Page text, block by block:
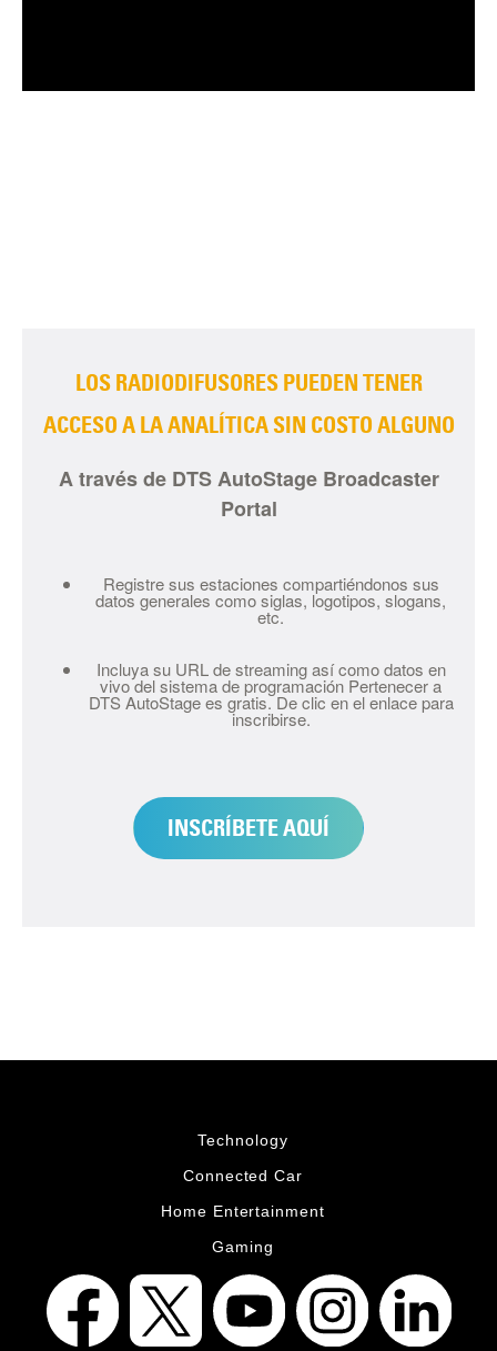
LOS RADIODIFUSORES PUEDEN TENER
ACCESO A LA ANALÍTICA SIN COSTO ALGUNO
A través de DTS AutoStage Broadcaster
Portal
Registre sus estaciones compartiéndonos sus
datos generales como siglas, logotipos, slogans,
etc.
Incluya su URL de streaming así como datos en
vivo del sistema de programación Pertenecer a
DTS AutoStage es gratis. De clic en el enlace para
inscribirse.
INSCRÍBETE AQUÍ
Technology
Connected Car
Home Entertainment
Gaming